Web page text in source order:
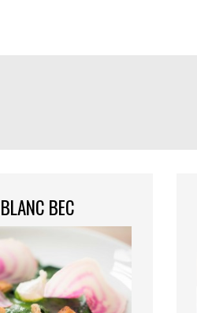
BEC